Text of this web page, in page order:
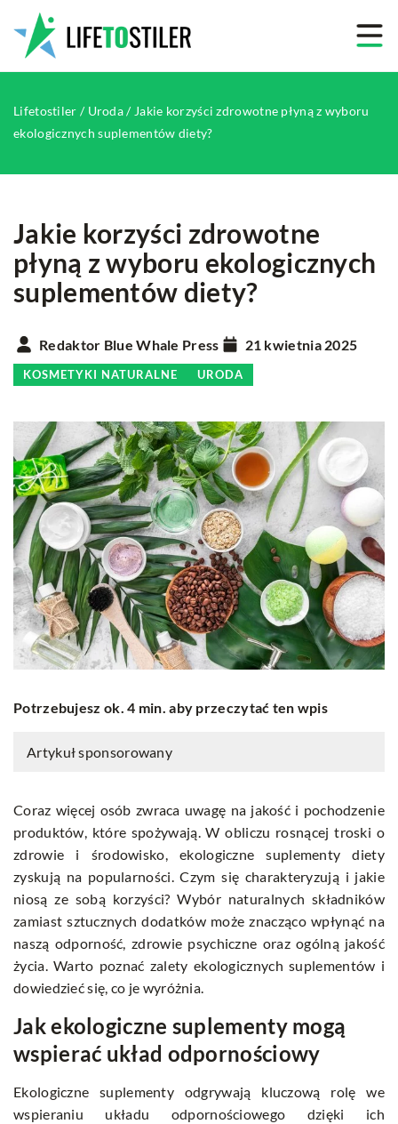
Lifetostiler / Uroda/ Jakie korzyści zdrowotne płyną z wyboru
ekologicznych suplementów diety?
Jakie korzyści zdrowotne
płyną z wyboru ekologicznych
suplementów diety?
Redaktor Blue Whale Press 21 kwietnia 2025
KOSMETYKI NATURALNE URODA
Potrzebujesz ok. 4 min. aby przeczytać ten wpis
Artykuł sponsorowany
Coraz więcej osób zwraca uwagę na jakość i pochodzenie
produktów, które spożywają. W obliczu rosnącej troski o
zdrowie i środowisko, ekologiczne suplementy diety
zyskują na popularności. Czym się charakteryzują i jakie
niosą ze sobą korzyści? Wybór naturalnych składników
zamiast sztucznych dodatków może znacząco wpłynąć na
naszą odporność, zdrowie psychiczne oraz ogólną jakość
życia. Warto poznać zalety ekologicznych suplementów i
dowiedzieć się, co je wyróżnia.
Jak ekologiczne suplementy mogą
wspierać układ odpornościowy
Ekologiczne suplementy odgrywają kluczową rolę we
wspieraniu układu odpornościowego dzięki ich